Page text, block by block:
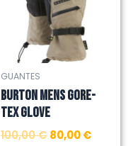
GUANTES
BURTON MENS GORE-
TEX GLOVE
100,00€
100,00 €.
80,00€
variantes.
opciones
se
pueden
elegir
en
la